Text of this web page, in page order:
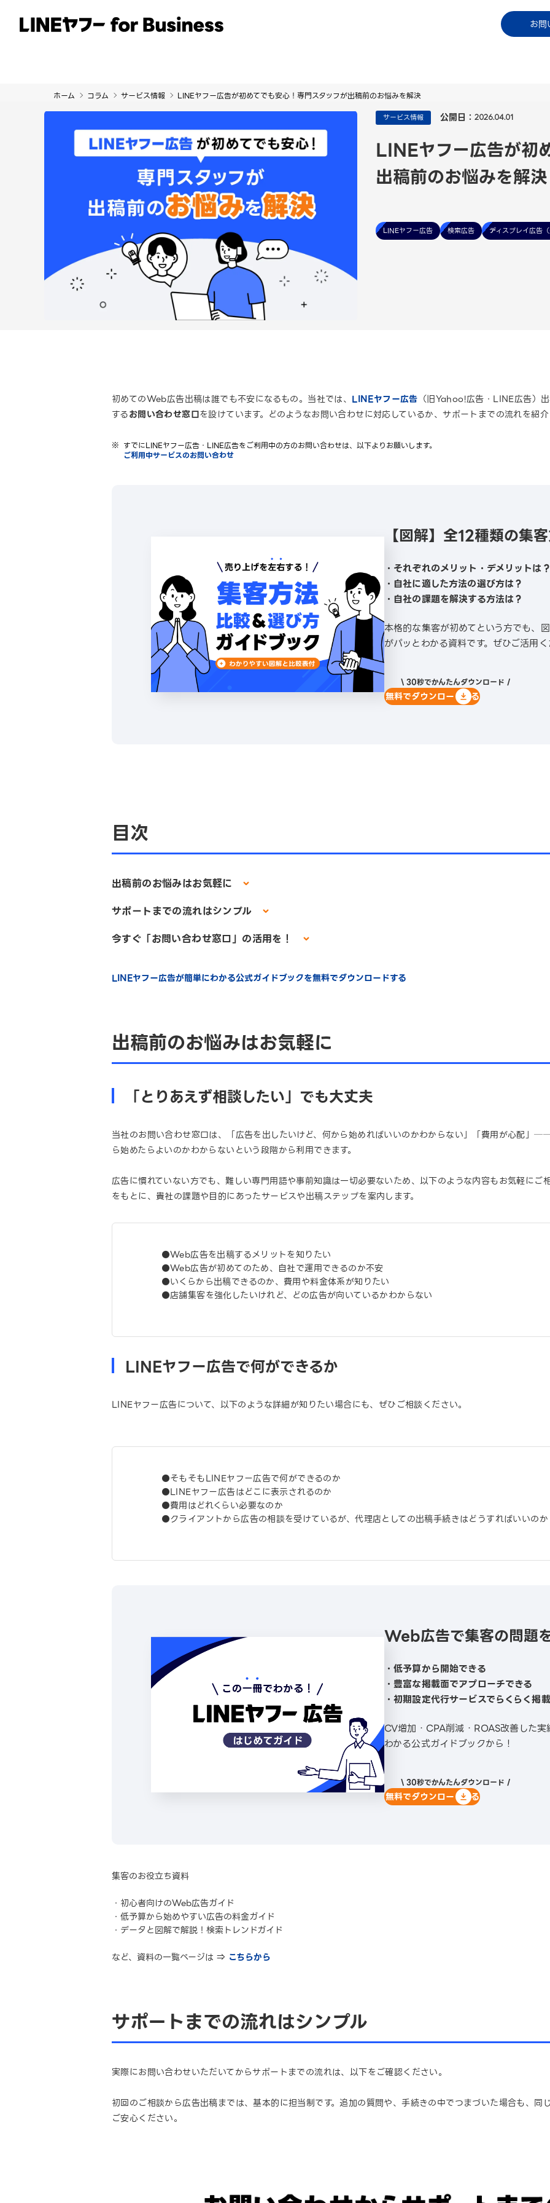
お問
サービス 事例 イベント・セミナー ご利用中
ホーム コラム サービス情報 LINEヤフー広告が初めてでも安心！専門スタッフが出稿前のお悩みを解決
サービス情報 公開日： 2026.04.01
LINEヤフー広告が初
出稿前のお悩みを解決
LINEヤフー広告 検索広告 ディスプレイ広告
初めてのWeb広告出稿は誰でも不安になるもの。当社では、 LINEヤフー広告 （旧Yahoo!広告・LINE広告）
するお問い合わせ窓口を設けています。どのようなお問い合わせに対応しているか、サポートまでの流れを紹
すでにLINEヤフー広告・LINE広告をご利用中の方のお問い合わせは、以下よりお願いします。
ご利用中サービスのお問い合わせ
【図解】全12種類の集
・それぞれのメリット・デメリットは
・自社に適した方法の選び方は？
・自社の課題を解決する方法は？
本格的な集客が初めてという方でも、
がパッとわかる資料です。ぜひご活用
\ 30秒でかんたんダウンロード /
無料でダウンロードする
目次
出稿前のお悩みはお気軽に
サポートまでの流れはシンプル
今すぐ「お問い合わせ窓口」の活用を！
LINEヤフー広告が簡単にわかる公式ガイドブックを無料でダウンロードする
出稿前のお悩みはお気軽に
「とりあえず相談したい」でも大丈夫
当社のお問い合わせ窓口は、「広告を出したいけど、何から始めればいいのかわからない」「費用が心配」
ら始めたらよいのかわからないという段階から利用できます。
広告に慣れていない方でも、難しい専門用語や事前知識は一切必要ないため、以下のような内容もお気軽にご
をもとに、貴社の課題や目的にあったサービスや出稿ステップを案内します。
●Web広告を出稿するメリットを知りたい
●Web広告が初めてのため、自社で運用できるのか不安
●いくらから出稿できるのか、費用や料金体系が知りたい
●店舗集客を強化したいけれど、どの広告が向いているかわからない
LINEヤフー広告で何ができるか
LINEヤフー広告について、以下のような詳細が知りたい場合にも、ぜひご相談ください。
●そもそもLINEヤフー広告で何ができるのか
●LINEヤフー広告はどこに表示されるのか
●費用はどれくらい必要なのか
●クライアントから広告の相談を受けているが、代理店としての出稿手続きはどうすればいいのか
Web広告で集客の問題
・低予算から開始できる
・豊富な掲載面でアプローチできる
・初期設定代行サービスでらくらく掲
CV増加・CPA削減・ROAS改善した
わかる公式ガイドブックから！
\ 30秒でかんたんダウンロード /
無料でダウンロードする
集客のお役立ち資料
・初心者向けのWeb広告ガイド
・低予算から始めやすい広告の料金ガイド
・データと図解で解説！検索トレンドガイド
など、資料の一覧ページは ⇒ こちらから
サポートまでの流れはシンプル
実際にお問い合わせいただいてからサポートまでの流れは、以下をご確認ください。
初回のご相談から広告出稿までは、基本的に担当制です。追加の質問や、手続きの中でつまづいた場合も、同
ご安心ください。